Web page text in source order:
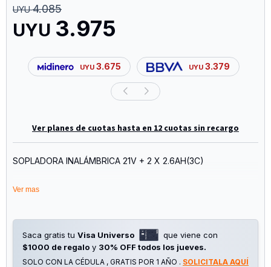
UYU 3.975
UYU 4.085
UYU 3.675 UYU 3.379
Ver planes de cuotas hasta en 12 cuotas sin recargo
SOPLADORA INALÁMBRICA 21V + 2 X 2.6AH(3C)
Ficha Técnica
Escobillas)
Potencia: 2800W
Ver mas
Saca gratis tu Visa Universo
que viene con
$1000 de regalo y 30% OFF todos los jueves.
SOLO CON LA CÉDULA , GRATIS POR 1 AÑO . SOLICITALA AQUÍ